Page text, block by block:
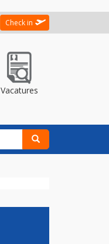
Check in
Vacatures